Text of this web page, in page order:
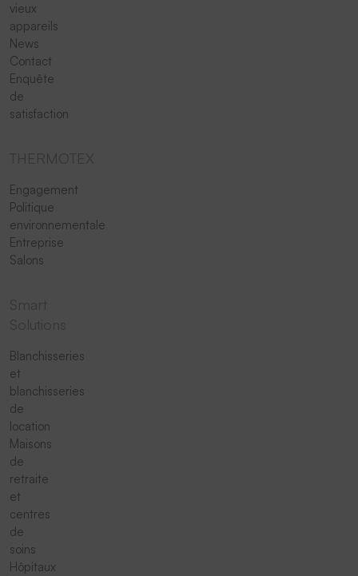
vieux
appareils
News
Contact
Enquête
de
satisfaction
Engagement
Politique
environnementale
Entreprise
Salons
Blanchisseries
et
blanchisseries
de
location
Maisons
de
retraite
et
centres
de
soins
Hôpitaux